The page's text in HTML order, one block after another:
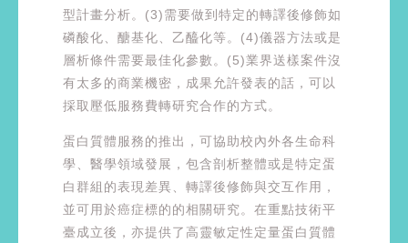
型計畫分析。(3)需要做到特定的轉譯後修飾如
磷酸化、醣基化、乙醯化等。(4)儀器方法或是
層析條件需要最佳化參數。(5)業界送樣案件沒
有太多的商業機密，成果允許發表的話，可以
採取壓低服務費轉研究合作的方式。
蛋白質體服務的推出，可協助校內外各生命科
學、醫學領域發展，包含剖析整體或是特定蛋
白群組的表現差異、轉譯後修飾與交互作用，
並可用於癌症標的的相關研究。在重點技術平
臺成立後，亦提供了高靈敏定性定量蛋白質體